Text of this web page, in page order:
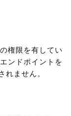
権限を有してい
ンドポイントを
れません。